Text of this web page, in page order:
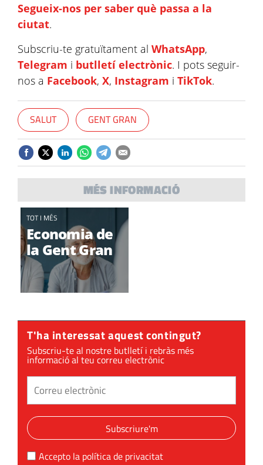
Segueix-nos per saber què passa a la
ciutat.
Subscriu-te gratuïtament al WhatsApp,
Telegram i butlletí electrònic. I pots seguir-
nos a Facebook, X, Instagram i TikTok.
SALUT GENT GRAN
MÉS INFORMACIÓ
TOT I MÉS
Economia de
la Gent Gran
T'ha interessat aquest contingut?
Subscriu-te al nostre butlletí i rebràs més
informació al teu correu electrònic
Subscriure'm
Accepto la política de privacitat